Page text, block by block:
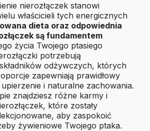
nierozłączek stanowi
właścicieli tych energicznych
dieta oraz odpowiednia
są fundamentem
życia Twojego ptasiego
potrzebują
odżywczych, których
zapewniają prawidłowy
i naturalne zachowania.
znajdziesz różne karmy i
które zostały
aby zaspokoić
żywieniowe Twojego ptaka.